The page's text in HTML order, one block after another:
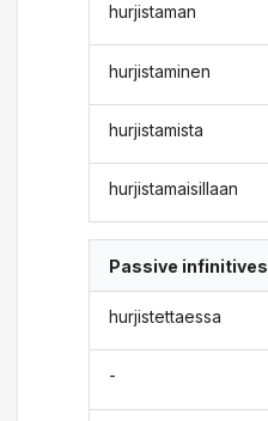
hurjistaman
hurjistaminen
hurjistamista
hurjistamaisillaan
Passive infinitives
hurjistettaessa
-